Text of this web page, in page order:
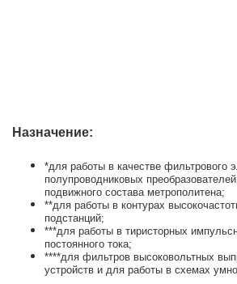
Назначение:
*для работы в качестве фильтрового
полупроводниковых
подвижного состава метрополитена;
**для работы в контурах
подстанций;
***для работы в тиристорных
постоянного тока;
****для фильтров высоковольтных
устройств и для работы в схемах